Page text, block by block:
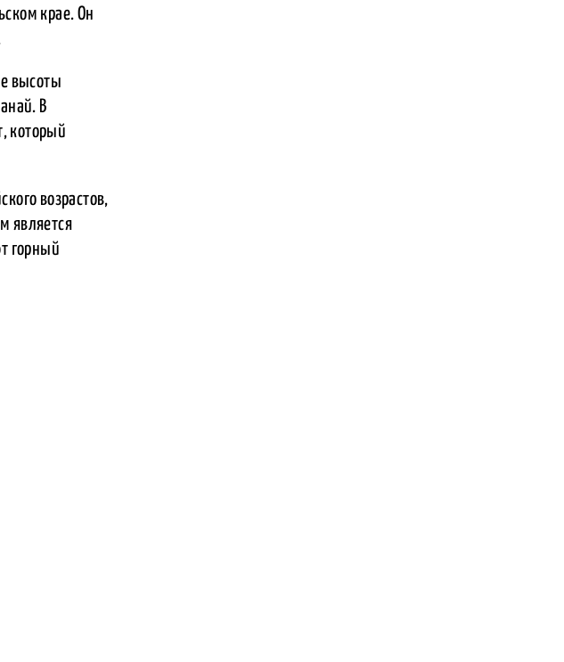
крае. Он
высоты
В
который
возрастов,
является
горный